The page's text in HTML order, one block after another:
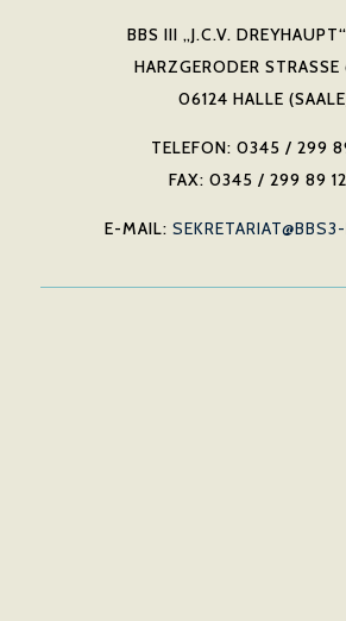
BBS III „J.C.V.
HARZGERODER STRASSE
06124 HALLE
TELEFON: 0345 / 299
FAX: 0345 / 299 89
E-MAIL: